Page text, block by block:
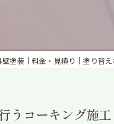
壁塗装｜料金・見積り｜塗り替
うコーキング施工